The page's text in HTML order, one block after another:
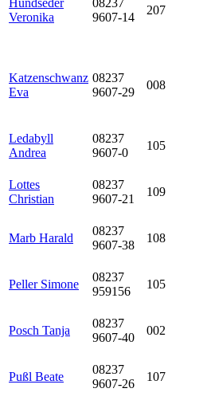
Hundseder
Veronika
08237
9607-14
207
Katzenschwanz
Eva
08237
9607-29
008
Ledabyll
Andrea
08237
9607-0
105
Lottes
Christian
08237
9607-21
109
Marb Harald
08237
9607-38
108
Peller Simone
08237
959156
105
Posch Tanja
08237
9607-40
002
Pußl Beate
08237
9607-26
107